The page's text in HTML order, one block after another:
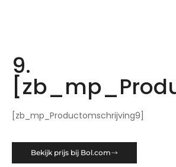
9.
[zb_mp_Productomschrijving9]
Bekijk prijs bij Bol.com